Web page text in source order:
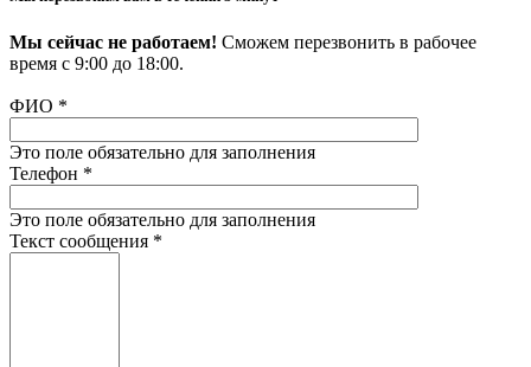
Мы сейчас не работаем! Сможем перезвонить в рабочее
время с 9:00 до 18:00.
ФИО *
Это поле обязательно для заполнения
Телефон *
Это поле обязательно для заполнения
Текст сообщения *